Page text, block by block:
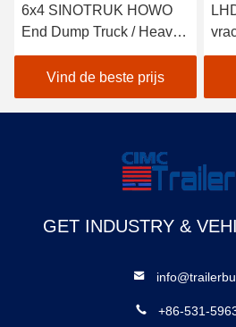
6x4 SINOTRUK HOWO
End Dump Truck / Heavy
Duty Tipper Truck
Vind de beste prijs
GET INDUSTRY &
+86-531-